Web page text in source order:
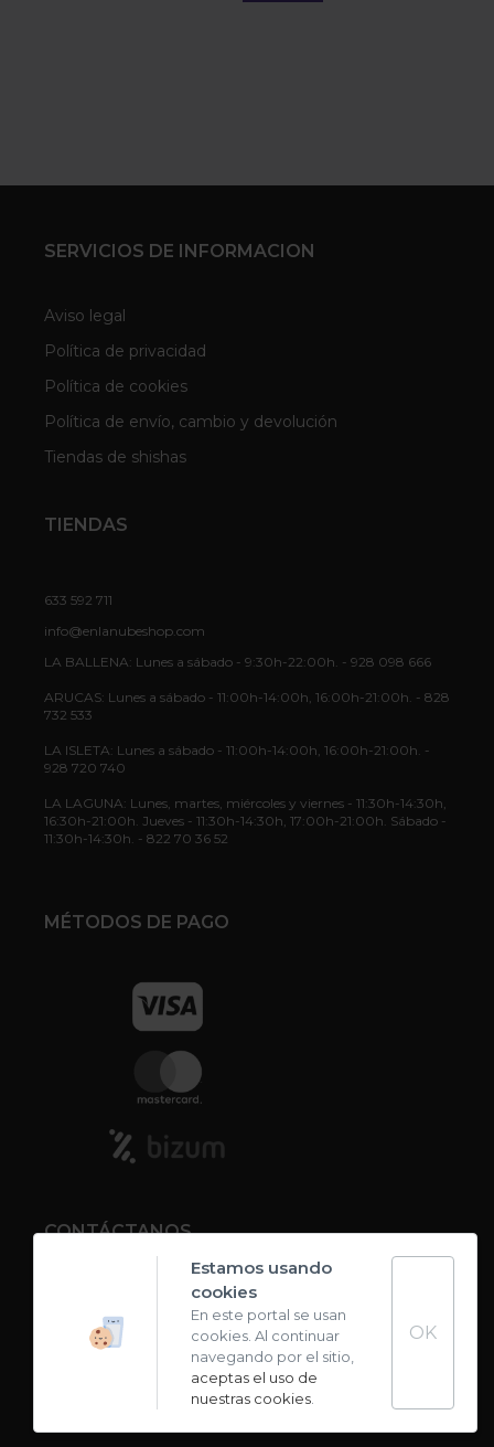
SERVICIOS DE INFORMACION
Aviso legal
Política de privacidad
Política de cookies
Política de envío, cambio y devolución
Tiendas de shishas
TIENDAS
633 592 711
info@enlanubeshop.com
LA BALLENA: Lunes a sábado - 9:30h-22:00h. - 928 098 666
ARUCAS: Lunes a sábado - 11:00h-14:00h, 16:00h-21:00h. - 828
732 533
LA ISLETA: Lunes a sábado - 11:00h-14:00h, 16:00h-21:00h. -
928 720 740
LA LAGUNA: Lunes, martes, miércoles y viernes - 11:30h-14:30h,
16:30h-21:00h. Jueves - 11:30h-14:30h, 17:00h-21:00h. Sábado -
11:30h-14:30h. - 822 70 36 52
MÉTODOS DE PAGO
CONTÁCTANOS
Carta de sabores
Estamos usando
cookies
En este portal se usan
cookies. Al continuar
navegando por el sitio,
aceptas el uso de
nuestras cookies.
OK